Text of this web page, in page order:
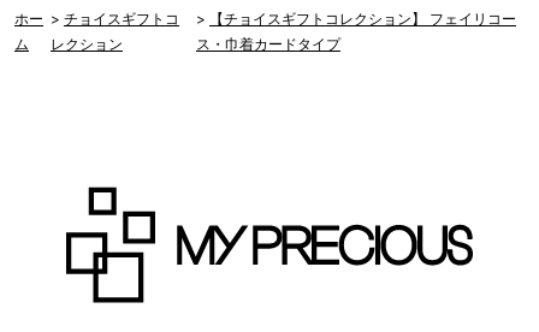
ホー
ム
> チョイスギフトコ
レクション
>
【チョイスギフトコレクション】 フェイリコー
ス・巾着カードタイプ